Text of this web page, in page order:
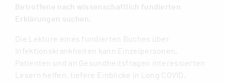
Betroffene nach wissenschaftlich fundierten
Erklärungen suchen.
Die Lektüre eines fundierten Buches über
Infektionskrankheiten kann Einzelpersonen,
Patienten und an Gesundheitsfragen interessierten
Lesern helfen, tiefere Einblicke in Long COVID,